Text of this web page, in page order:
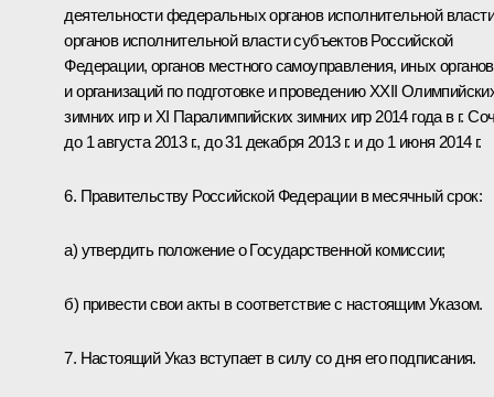
деятельности федеральных органов исполнительной
органов исполнительной власти субъектов Российской
Федерации, органов местного самоуправления, иных органов
и организаций по подготовке и проведению XXII
зимних игр и XI Паралимпийских зимних игр 2014 года в г.
до 1 августа 2013 г., до 31 декабря 2013 г. и до 1 июня 2014 г.
6. Правительству Российской Федерации в месячный срок:
а) утвердить положение о Государственной комиссии;
б) привести свои акты в соответствие с настоящим Указом.
7. Настоящий Указ вступает в силу со дня его подписания.